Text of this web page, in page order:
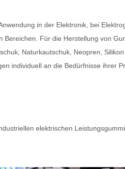
in der Elektronik, bei
Bereichen. Für die Herstellung von
Naturkautschuk, Neopren,
individuell an die Bedürfnisse ihrer
elektrischen